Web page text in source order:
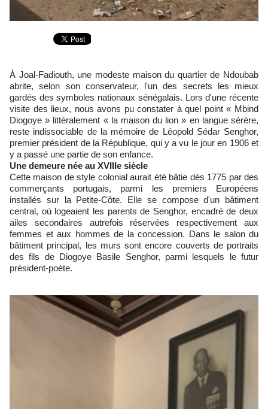
À Joal-Fadiouth, une modeste maison du quartier de Ndoubab
abrite, selon son conservateur, l'un des secrets les mieux
gardés des symboles nationaux sénégalais. Lors d'une récente
visite des lieux, nous avons pu constater à quel point « Mbind
Diogoye » littéralement « la maison du lion » en langue sérère,
reste indissociable de la mémoire de Léopold Sédar Senghor,
premier président de la République, qui y a vu le jour en 1906 et
y a passé une partie de son enfance.
Une demeure née au XVIIIe siècle
Cette maison de style colonial aurait été bâtie dès 1775 par des
commerçants portugais, parmi les premiers Européens
installés sur la Petite-Côte. Elle se compose d'un bâtiment
central, où logeaient les parents de Senghor, encadré de deux
ailes secondaires autrefois réservées respectivement aux
femmes et aux hommes de la concession. Dans le salon du
bâtiment principal, les murs sont encore couverts de portraits
des fils de Diogoye Basile Senghor, parmi lesquels le futur
président-poète.